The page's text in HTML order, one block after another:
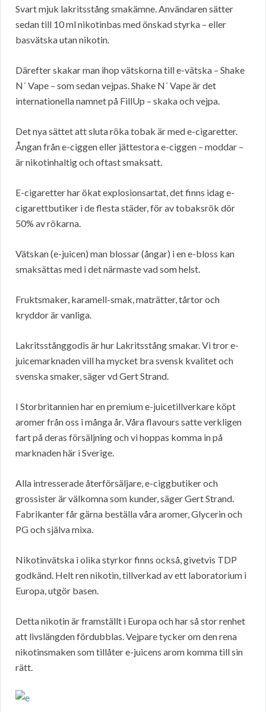
Svart mjuk lakritsstång smakämne. Användaren sätter
sedan till 10 ml nikotinbas med önskad styrka – eller
basvätska utan nikotin.
Därefter skakar man ihop vätskorna till e-vätska – Shake
N´ Vape – som sedan vejpas. Shake N´ Vape är det
internationella namnet på FillUp – skaka och vejpa.
Det nya sättet att sluta röka tobak är med e-cigaretter.
Ångan från e-ciggen eller jättestora e-ciggen – moddar –
är nikotinhaltig och oftast smaksatt.
E-cigaretter har ökat explosionsartat, det finns idag e-
cigarettbutiker i de flesta städer, för av tobaksrök dör
50% av rökarna.
Vätskan (e-juicen) man blossar (ångar) i en e-bloss kan
smaksättas med i det närmaste vad som helst.
Fruktsmaker, karamell-smak, maträtter, tårtor och
kryddor är vanliga.
Lakritsstånggodis är hur Lakritsstång smakar. Vi tror e-
juicemarknaden vill ha mycket bra svensk kvalitet och
svenska smaker, säger vd Gert Strand.
I Storbritannien har en premium e-juicetillverkare köpt
aromer från oss i många år. Våra flavours satte verkligen
fart på deras försäljning och vi hoppas komma in på
marknaden här i Sverige.
Alla intresserade återförsäljare, e-ciggbutiker och
grossister är välkomna som kunder, säger Gert Strand.
Fabrikanter får gärna beställa våra aromer, Glycerin och
PG och själva mixa.
Nikotinvätska i olika styrkor finns också, givetvis TDP
godkänd. Helt ren nikotin, tillverkad av ett laboratorium i
Europa, utgör basen.
Detta nikotin är framställt i Europa och har så stor renhet
att livslängden fördubblas. Vejpare tycker om den rena
nikotinsmaken som tillåter e-juicens arom komma till sin
rätt.